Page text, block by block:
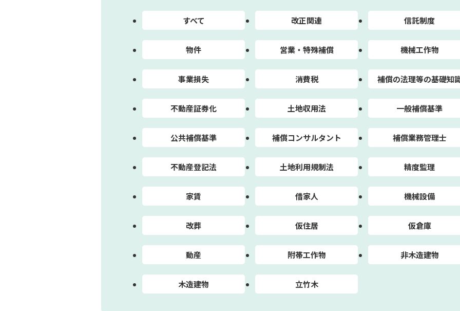
すべて 改正関連 信託制度
物件 営業・特殊補償 機械工作物
事業損失 消費税 補償の法理等の基礎知
不動産証券化 土地収用法 一般補償基準
公共補償基準 補償コンサルタント 補償業務管理士
不動産登記法 土地利用規制法 精度監理
家賃 借家人 機械設備
改葬 仮住居 仮倉庫
動産 附帯工作物 非木造建物
木造建物 立竹木